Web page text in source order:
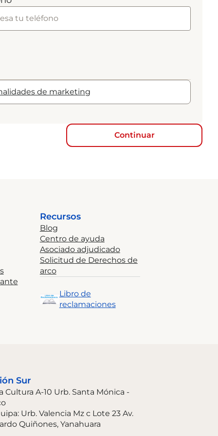
de marketing
Continuar
Recursos
Blog
Centro de ayuda
Asociado adjudicado
Solicitud de Derechos de
arco
Libro de
reclamaciones
Sur
Cultura A-10 Urb. Santa Mónica -
Urb. Valencia Mz c Lote 23 Av.
Quiñones, Yanahuara